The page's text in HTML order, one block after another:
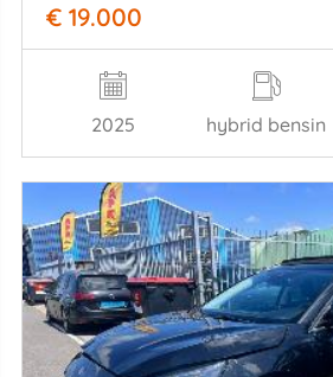
€ 19.000
2025 hybrid bensin